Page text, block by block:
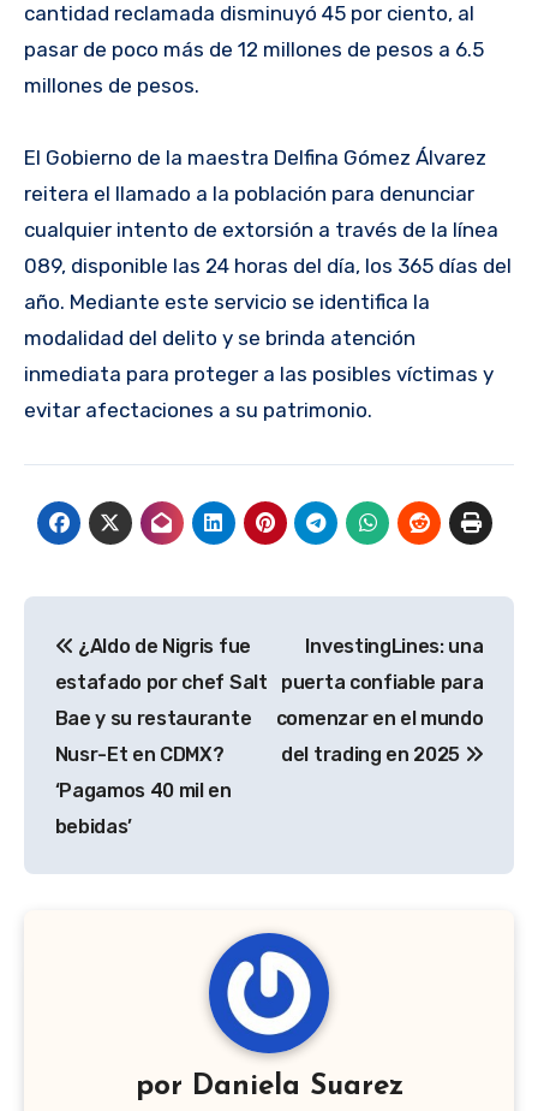
cantidad reclamada disminuyó 45 por ciento, al
pasar de poco más de 12 millones de pesos a 6.5
millones de pesos.
El Gobierno de la maestra Delfina Gómez Álvarez
reitera el llamado a la población para denunciar
cualquier intento de extorsión a través de la línea
089, disponible las 24 horas del día, los 365 días del
año. Mediante este servicio se identifica la
modalidad del delito y se brinda atención
inmediata para proteger a las posibles víctimas y
evitar afectaciones a su patrimonio.
de
entradas
¿Aldo de Nigris fue
estafado por chef Salt
Bae y su restaurante
Nusr-Et en CDMX?
‘Pagamos 40 mil en
bebidas’
InvestingLines: una
puerta confiable para
comenzar en el mundo
del trading en 2025
por Daniela Suarez